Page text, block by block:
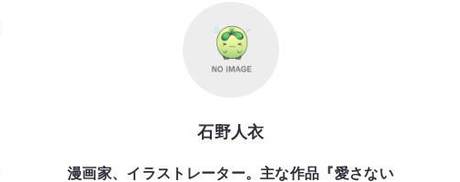
石野人衣
漫画家、イラストレーター。主な作品『愛さない